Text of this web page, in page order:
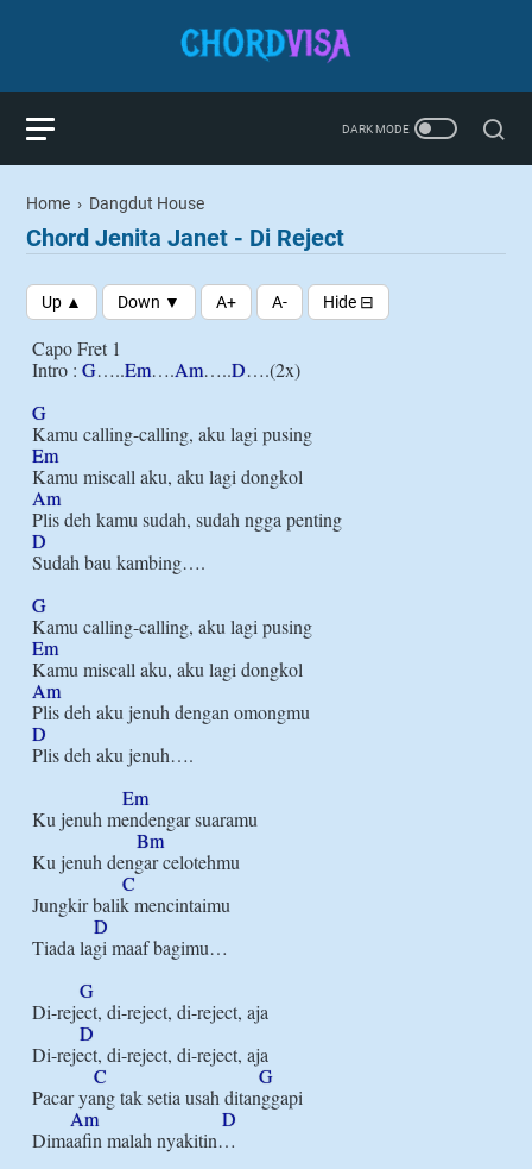
Home › Dangdut House
Chord Jenita Janet - Di Reject
Capo Fret 1
Intro : G…..Em….Am…..D….(2x)
G
Em
Am
D
Sudah bau kambing….
G
Em
Am
D
Plis deh aku jenuh….
Em
Ku jenuh mendengar suaramu
Bm
Ku jenuh dengar celotehmu
C
Jungkir balik mencintaimu
D
Tiada lagi maaf bagimu…
G
Di-reject, di-reject, di-reject, aja
D
Di-reject, di-reject, di-reject, aja
C
G
Pacar yang tak setia usah ditanggapi
Am
D
Dimaafin malah nyakitin…